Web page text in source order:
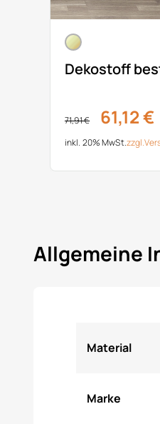
Dekostoff
71,91 € 61,12 €
inkl. 20% MwSt.zzgl.
Allgemeine
Material
Marke